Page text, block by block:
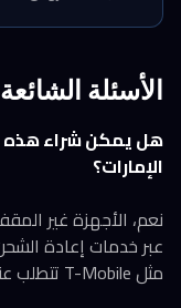
الأسئلة الشائعة
هل يمكن شراء هذه
الإمارات؟
عبر خدمات إعادة
مثل T-Mobile تتطلب عنواناً أمريكياً وخطة محلية.